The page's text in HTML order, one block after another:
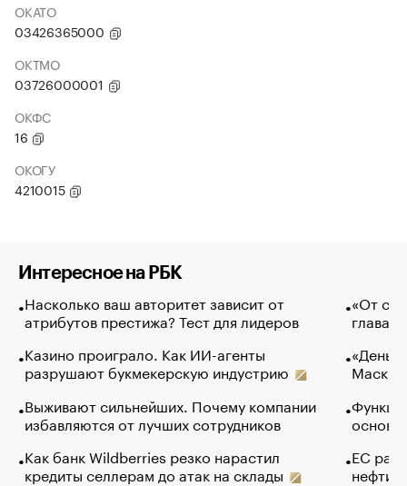
ОКАТО
03426365000
ОКТМО
03726000001
ОКФС
16
ОКОГУ
4210015
Интересное на РБК
Насколько ваш авторитет зависит от
атрибутов престижа? Тест для лидеров
Казино проиграло. Как ИИ-агенты
разрушают букмекерскую индустрию
Выживают сильнейших. Почему компании
избавляются от лучших сотрудников
Как банк Wildberries резко нарастил
кредиты селлерам до атак на склады
«От
глава
Маск в
основ
ЕС
нефти